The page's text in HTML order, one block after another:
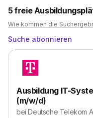
5freie
Wie kommen die
Suche abonnieren
Ausbildung IT-
(m/w/d)
beiDeutsche Telekom